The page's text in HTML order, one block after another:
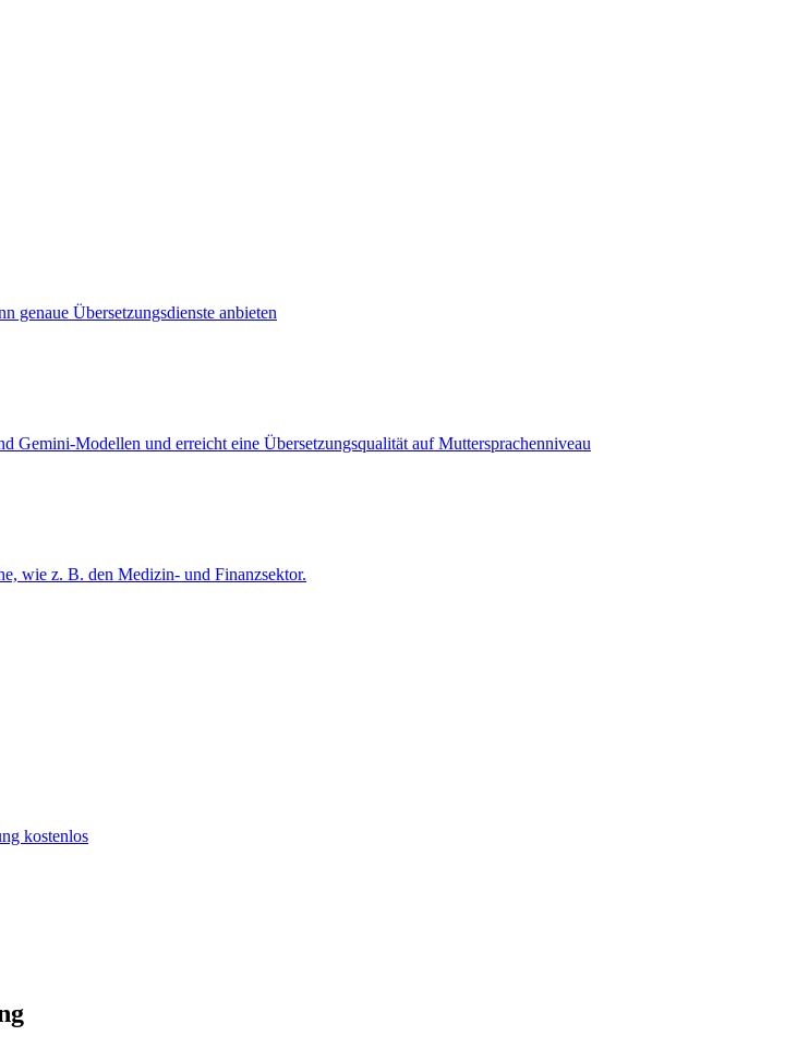
genaue Übersetzungsdienste anbieten
Modellen und erreicht eine Übersetzungsqualität auf Muttersprachenniveau
wie z. B. den Medizin- und Finanzsektor.
kostenlos